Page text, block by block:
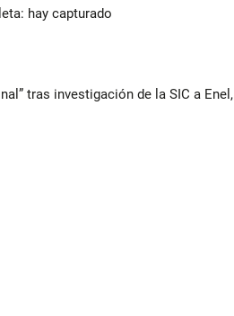
hay capturado
tras investigación de la SIC a Enel,